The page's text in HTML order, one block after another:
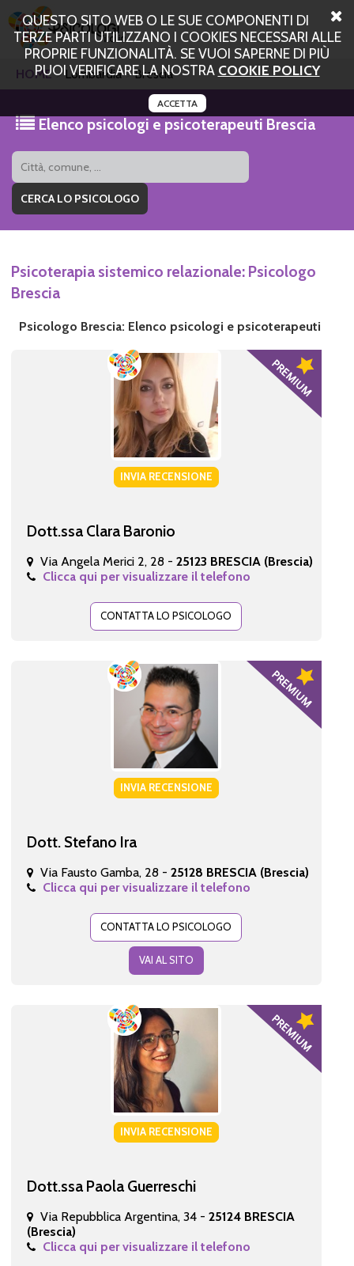
QUESTO SITO WEB O LE SUE COMPONENTI DI
TERZE PARTI UTILIZZANO I COOKIES NECESSARI ALLE
PROPRIE FUNZIONALITÀ. SE VUOI SAPERNE DI PIÙ
PUOI VERIFICARE LA NOSTRA COOKIE POLICY
ACCETTA
HOME Lombardia Brescia
Elenco psicologi e psicoterapeuti Brescia
Psicoterapia sistemico relazionale: Psicologo
Brescia
Psicologo Brescia: Elenco psicologi e psicoterapeuti
INVIA RECENSIONE
Dott.ssa Clara Baronio
Via Angela Merici 2, 28 - 25123 BRESCIA (Brescia)
Clicca qui per visualizzare il telefono
CONTATTA LO PSICOLOGO
INVIA RECENSIONE
Dott. Stefano Ira
Via Fausto Gamba, 28 - 25128 BRESCIA (Brescia)
Clicca qui per visualizzare il telefono
CONTATTA LO PSICOLOGO
VAI AL SITO
INVIA RECENSIONE
Dott.ssa Paola Guerreschi
Via Repubblica Argentina, 34 - 25124 BRESCIA
(Brescia)
Clicca qui per visualizzare il telefono